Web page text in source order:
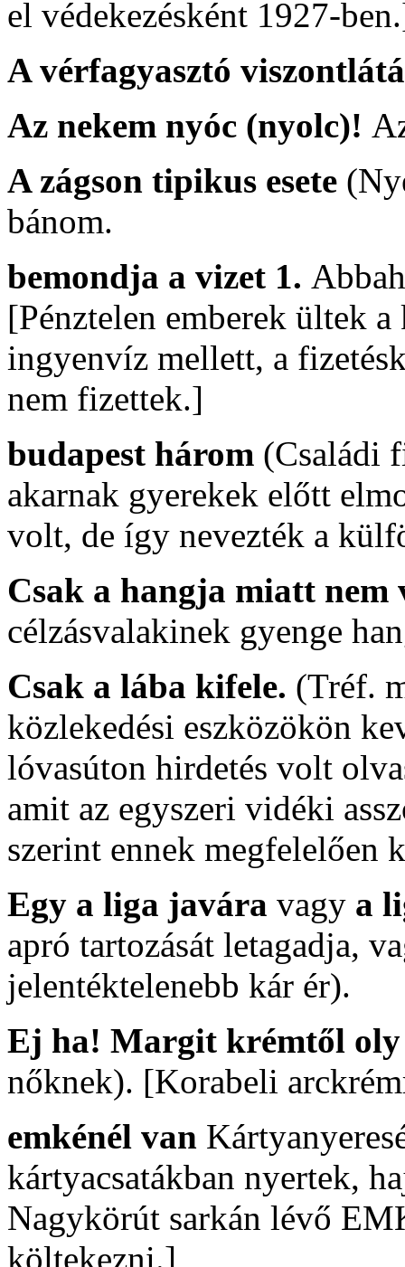
el védekezésként 1927-
A vérfagyasztó
Az nekem nyóc (nyolc)!
A zágson tipikus esete
bánom.
bemondja a vizet 1.
[Pénztelen emberek ültek
ingyenvíz mellett, a
nem fizettek.]
budapest három (Családi
akarnak gyerekek előtt
volt, de így nevezték a
Csak a hangja miatt
célzásvalakinek gyenge
Csak a lába kifele. (Tréf.
közlekedési eszközökön
lóvasúton hirdetés volt
amit az egyszeri vidéki
szerint ennek megfelelően
Egy a liga javára vagy a
apró tartozását letagadja,
jelentéktelenebb kár ér).
Ej ha! Margit krémtől
nőknek). [Korabeli
emkénél van
kártyacsatákban nyertek,
Nagykörút sarkán lévő
költekezni.]